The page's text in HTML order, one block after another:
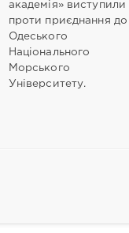
академія» виступили
проти приєднання до
Одеського
Національного
Морського
Університету.